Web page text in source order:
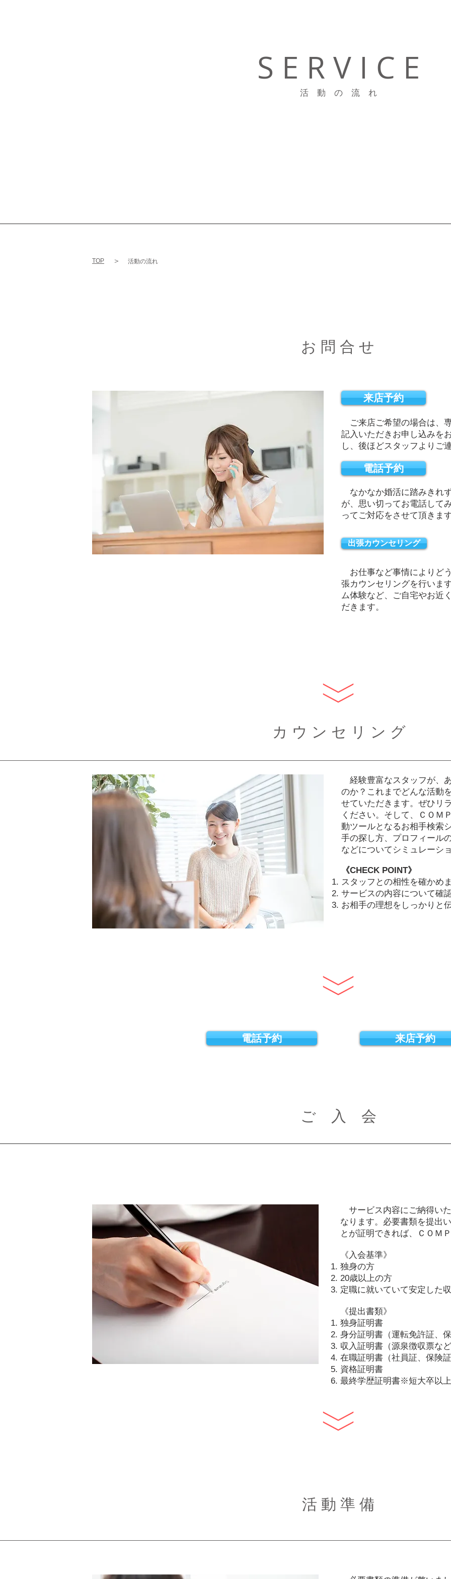
ご来店ご希望の場合は、
記入 いただきお申し込みを
し、後ほどスタッフよりご
なかなか婚活に踏みきれ
が、 思い切ってお電話して
ってご対応をさせて頂きます
お仕事など事情によりど
張カウンセリングを行いま
ム体験など、ご自宅やお近
だきます。
来店予約
電話予約
出張カウンセリング
お 問 合 せ
カ ウ ン セ リ ン グ
経験豊富なスタッフが、
のか？これまでどんな活動
せていただきます。ぜひリ
ください。そして、ＣＯＭ
動ツールとなるお相手検索
手の探し方、プロフィール
などについてシミュレーシ
《CHECK POINT》
スタッフとの相性を確かめ
サービスの内容について確
お相手の理想をしっかりと
S E R V I C E
活 動 の 流 れ
活動の流れ
＞
TOP
電話予約 来店予約
ご 入 会
サービス内容にご納得い
なります。 必要書類を提出
とが証明できれば、ＣＯＭ
《入会基準》
独身の方
20歳以上の方
定職に就いていて安定した
《提出書類》
独身証明書
身分証明書（運転免許証、
収入証明書（源泉徴収票な
在職証明書（社員証、保険
資格証明書
最終学歴証明書※短大卒以
活 動 準 備